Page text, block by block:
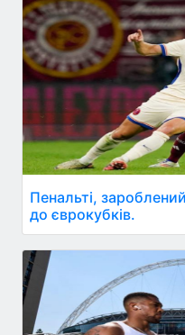
Пенальті,
до єврокубків.